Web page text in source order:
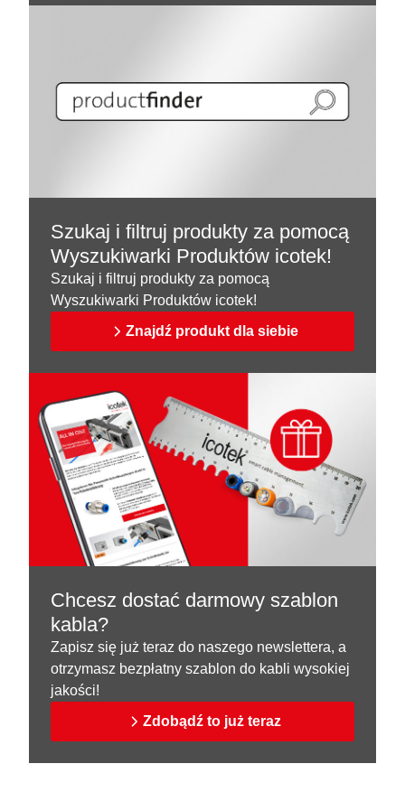
Szukaj i filtruj produkty za pomocą
Wyszukiwarki Produktów icotek!
Szukaj i filtruj produkty za pomocą
Wyszukiwarki Produktów icotek!
Znajdź produkt dla siebie
Chcesz dostać darmowy szablon
kabla?
Zapisz się już teraz do naszego newslettera, a
otrzymasz bezpłatny szablon do kabli wysokiej
jakości!
Zdobądź to już teraz